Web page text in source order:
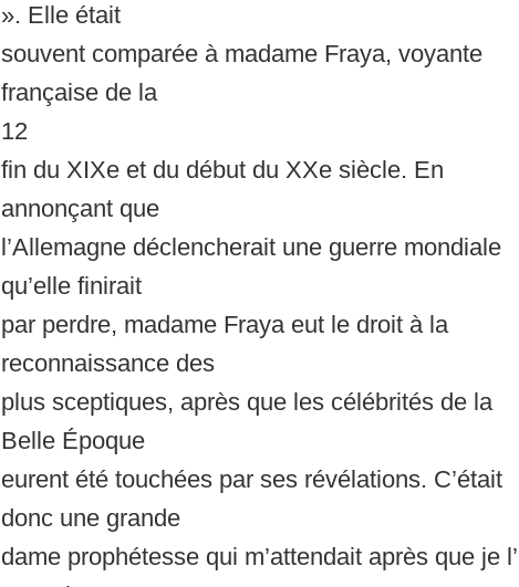
». Elle était
souvent comparée à madame Fraya, voyante
française de la
12
fin du XIXe et du début du XXe siècle. En
annonçant que
l’Allemagne déclencherait une guerre mondiale
qu’elle finirait
par perdre, madame Fraya eut le droit à la
reconnaissance des
plus sceptiques, après que les célébrités de la
Belle Époque
eurent été touchées par ses révélations. C’était
donc une grande
dame prophétesse qui m’attendait après que je